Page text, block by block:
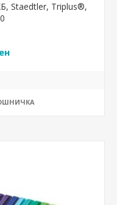
Staedtler, Triplus®,